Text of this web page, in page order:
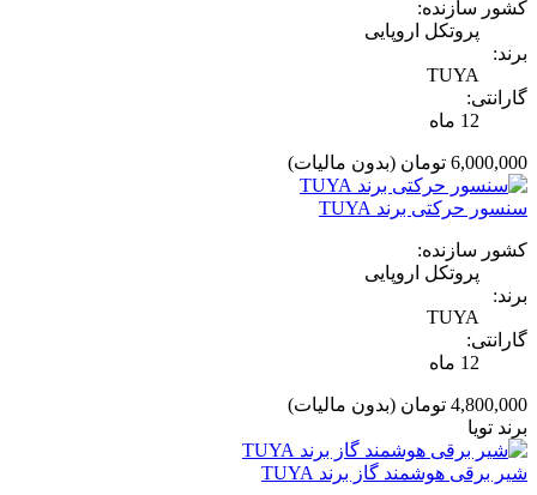
کشور سازنده:
پروتکل اروپایی
برند:
TUYA
گارانتی:
12 ماه
6,000,000 تومان (بدون مالیات)
سنسور حرکتی برند TUYA
کشور سازنده:
پروتکل اروپایی
برند:
TUYA
گارانتی:
12 ماه
4,800,000 تومان
(بدون مالیات)
برند تویا
شیر برقی هوشمند گاز برند TUYA